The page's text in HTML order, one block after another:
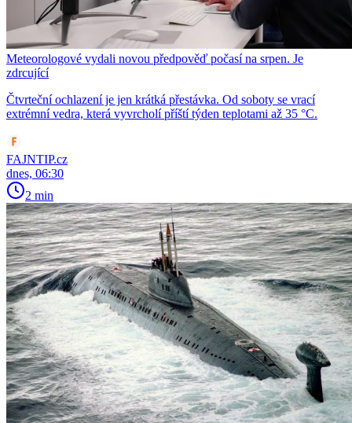
Meteorologové vydali novou předpověď počasí na srpen. Je
zdrcující
Čtvrteční ochlazení je jen krátká přestávka. Od soboty se vrací
extrémní vedra, která vyvrcholí příští týden teplotami až 35 °C.
FAJNTIP.cz
dnes, 06:30
2 min